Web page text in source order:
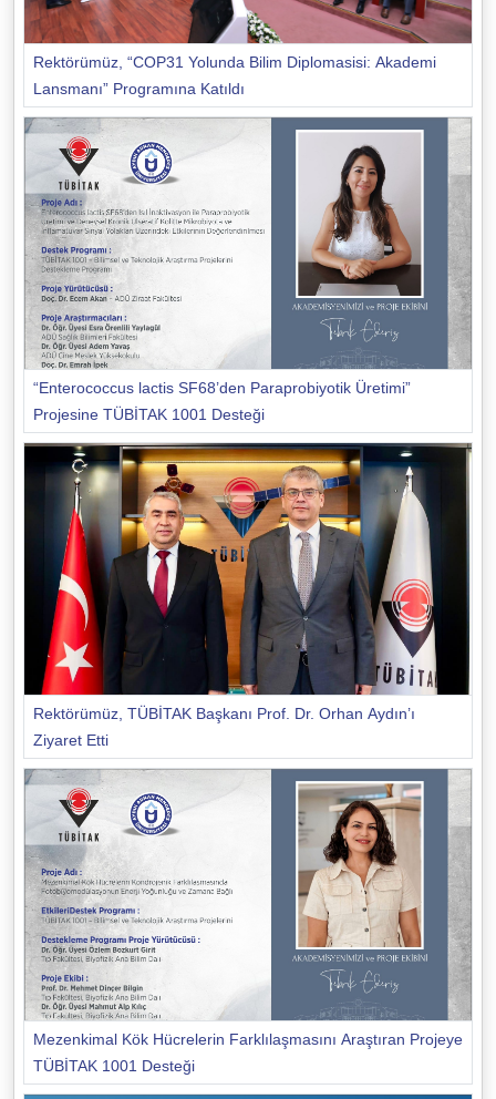
Rektörümüz, “COP31 Yolunda Bilim Diplomasisi: Akademi
Lansmanı” Programına Katıldı
“Enterococcus lactis SF68’den Paraprobiyotik Üretimi”
Projesine TÜBİTAK 1001 Desteği
Rektörümüz, TÜBİTAK Başkanı Prof. Dr. Orhan Aydın’ı
Ziyaret Etti
Mezenkimal Kök Hücrelerin Farklılaşmasını Araştıran Projeye
TÜBİTAK 1001 Desteği